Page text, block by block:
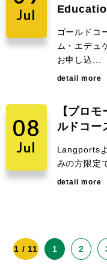
Jul
ゴールドコ
ム・エデュ
お申し込...
detail more
08
Jul
【プロ
ルドコー
Langports
みの方限定
detail more
1 / 11 1 2